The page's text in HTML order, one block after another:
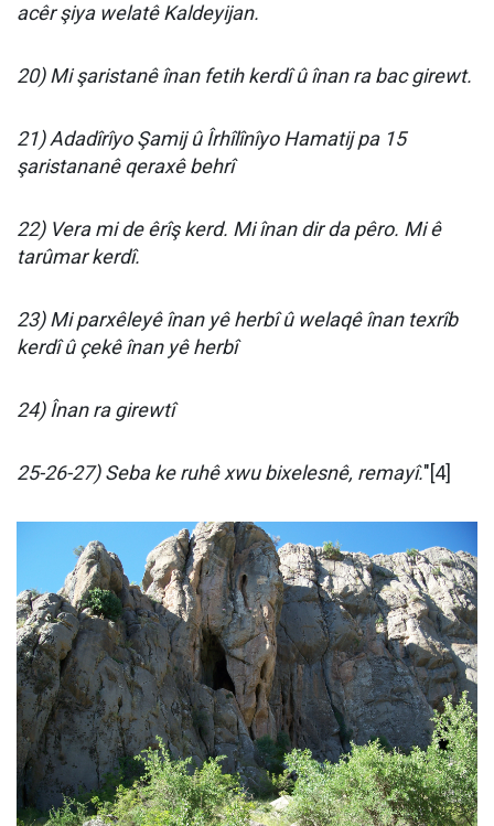
acêr şiya welatê Kaldeyijan.
20) Mi şaristanê înan fetih kerdî û înan ra bac girewt.
21) Adadîrîyo Şamij û Îrhîlînîyo Hamatij pa 15
şaristananê qeraxê behrî
22) Vera mi de êrîş kerd. Mi înan dir da pêro. Mi ê
tarûmar kerdî.
23) Mi parxêleyê înan yê herbî û welaqê înan texrîb
kerdî û çekê înan yê herbî
24) Înan ra girewtî
25-26-27) Seba ke ruhê xwu bixelesnê, remayî."[4]